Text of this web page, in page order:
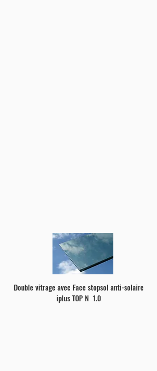
Double vitrage avec Face stopsol anti-solaire
iplus TOP N 1.0